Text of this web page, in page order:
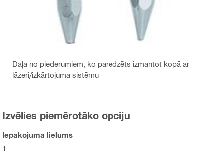
Daļa no piederumiem, ko paredzēts izmantot kopā ar
lāzeri/izkārtojuma sistēmu
Izvēlies piemērotāko opciju
Iepakojuma lielums
1